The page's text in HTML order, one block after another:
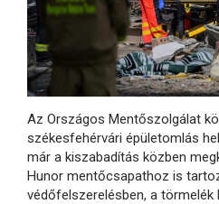
Az Országos Mentőszolgálat
székesfehérvári épületomlás
már a kiszabadítás közben
Hunor mentőcsapathoz is
védőfelszerelésben, a